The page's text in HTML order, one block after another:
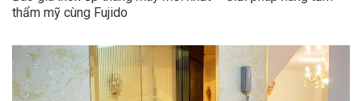
thẩm mỹ cùng Fujido